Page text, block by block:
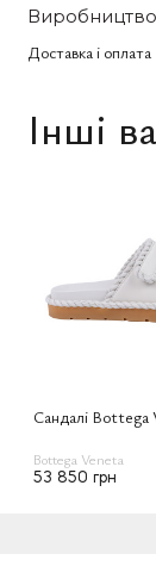
Виробництво:
Доставка і оплата
Інші
Сандалі Bottega
Bottega Veneta
53 850 грн